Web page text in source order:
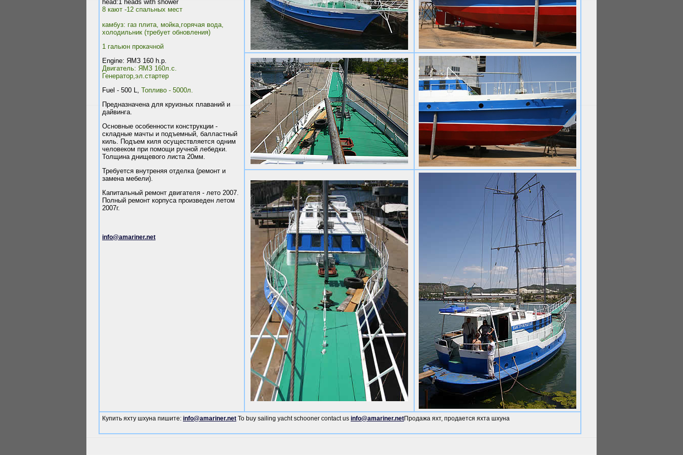
head:1 heads with shower
8 кают -12 спальных мест
камбуз: газ плита, мойка,горячая вода,
холодильник (требует обновления)
1 гальюн прокачной
Engine: ЯМЗ 160 h.p.
Двигатель: ЯМЗ 160л.с.
Генератор,эл.стартер
Fuel - 500 L, Топливо - 5000л.
Предназначена для круизных плаваний и
дайвинга.
Основные особенности конструкции -
складные мачты и подъемный, балластный
киль. Подъем киля осуществляется одним
человеком при помощи ручной лебедки.
Толщина днищевого листа 20мм.
Требуется внутреняя отделка (ремонт и
замена мебели).
Капитальный ремонт двигателя - лето 2007.
Полный ремонт корпуса произведен летом
2007г.
info@amariner.net
Купить яхту шхуна пишите: info@amariner.net To buy sailing yacht schooner contact us info@amariner.netПродажа яхт, продается яхта шхуна